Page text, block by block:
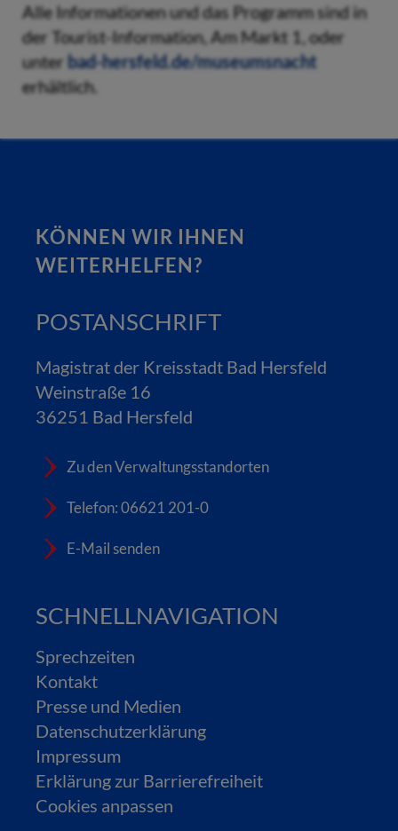
Alle Informationen und das Programm sind in
der Tourist-Information, Am Markt 1, oder
unter bad-hersfeld.de/museumsnacht
erhältlich.
KÖNNEN WIR IHNEN
WEITERHELFEN?
POSTANSCHRIFT
Magistrat der Kreisstadt Bad Hersfeld
Weinstraße 16
36251 Bad Hersfeld
Zu den Verwaltungsstandorten
Telefon: 06621 201-0
E-Mail senden
SCHNELLNAVIGATION
Sprechzeiten
Kontakt
Presse und Medien
Datenschutzerklärung
Impressum
Erklärung zur Barrierefreiheit
Cookies anpassen